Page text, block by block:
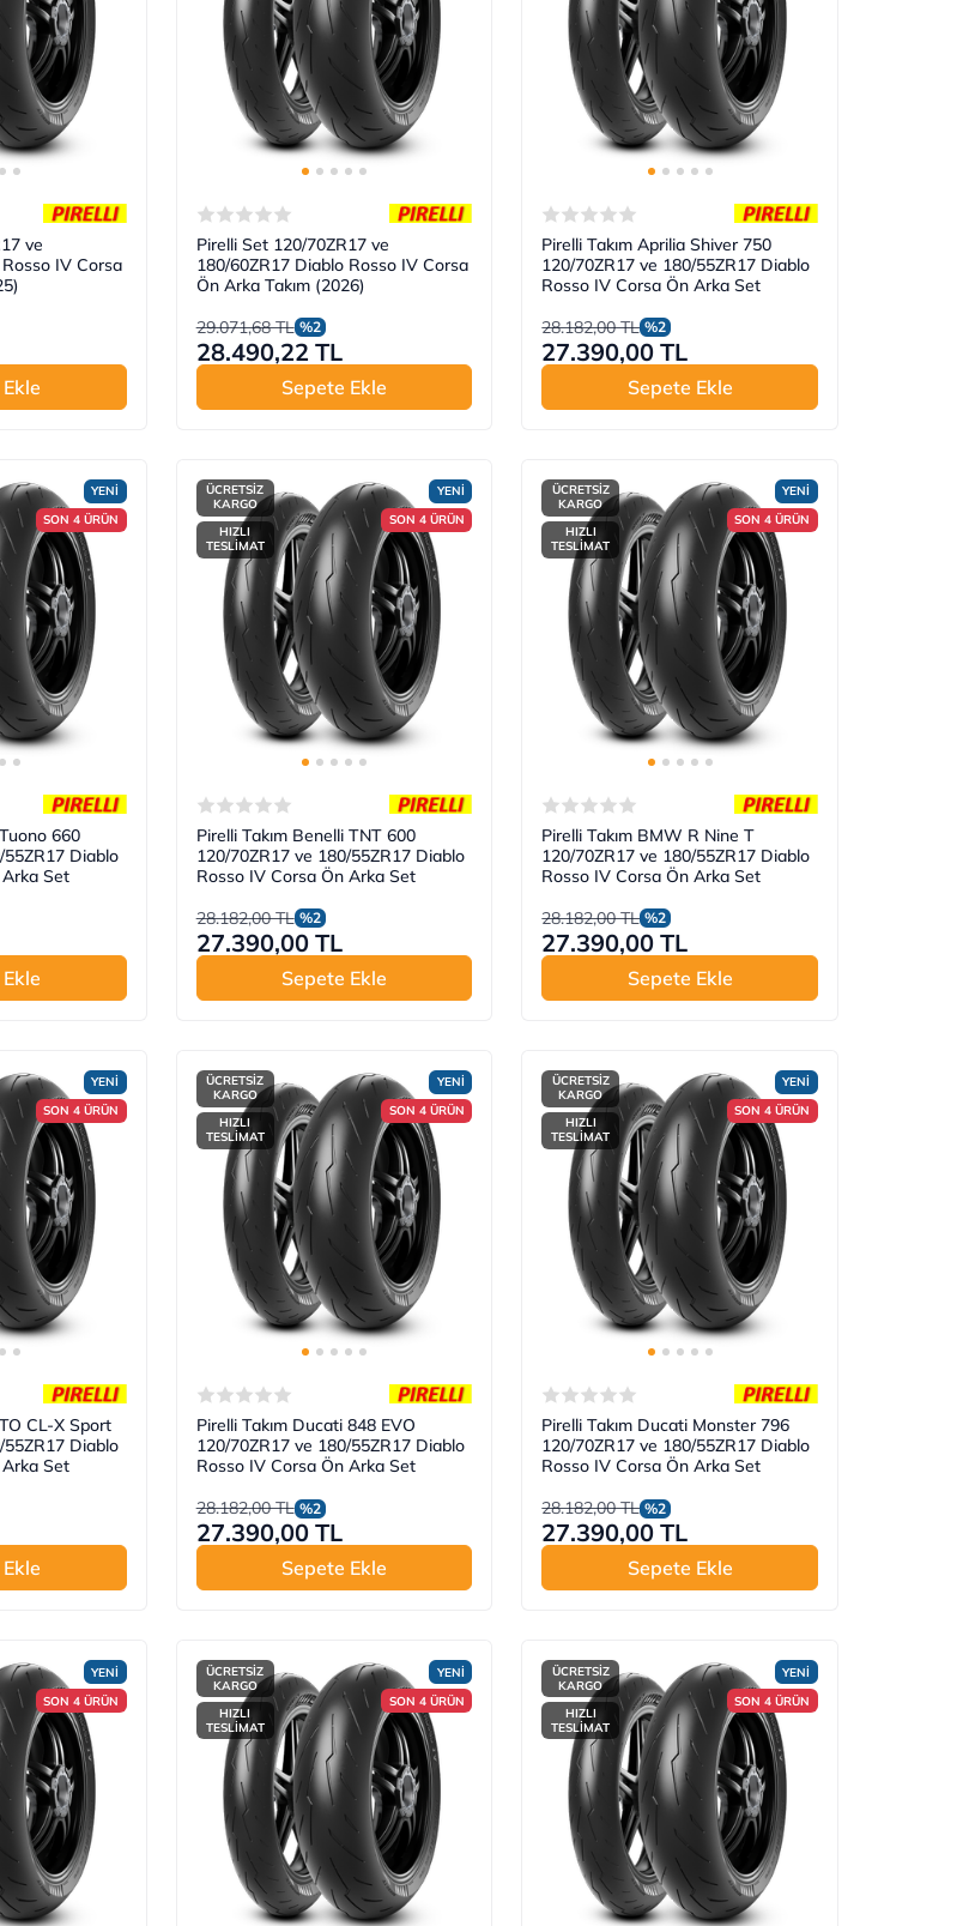
ve
IV Corsa
Pirelli Set 120/70ZR17 ve
180/60ZR17 Diablo Rosso IV Corsa
Ön Arka Takım (2026)
29.071,68 TL %2
28.490,22 TL
Sepete Ekle
Pirelli Takım Aprilia Shiver 750
120/70ZR17 ve 180/55ZR17 Diablo
Rosso IV Corsa Ön Arka Set
28.182,00 TL %2
27.390,00 TL
Sepete Ekle
YENİ
SON 4 ÜRÜN
660
Diablo
Set
YENİ
SON 4 ÜRÜN
ÜCRETSİZ
KARGO
HIZLI
TESLİMAT
Pirelli Takım Benelli TNT 600
120/70ZR17 ve 180/55ZR17 Diablo
Rosso IV Corsa Ön Arka Set
28.182,00 TL %2
27.390,00 TL
Sepete Ekle
YENİ
SON 4 ÜRÜN
ÜCRETSİZ
KARGO
HIZLI
TESLİMAT
Pirelli Takım BMW R Nine T
120/70ZR17 ve 180/55ZR17 Diablo
Rosso IV Corsa Ön Arka Set
28.182,00 TL %2
27.390,00 TL
Sepete Ekle
YENİ
SON 4 ÜRÜN
CL-X Sport
Diablo
Set
YENİ
SON 4 ÜRÜN
ÜCRETSİZ
KARGO
HIZLI
TESLİMAT
Pirelli Takım Ducati 848 EVO
120/70ZR17 ve 180/55ZR17 Diablo
Rosso IV Corsa Ön Arka Set
28.182,00 TL %2
27.390,00 TL
Sepete Ekle
YENİ
SON 4 ÜRÜN
ÜCRETSİZ
KARGO
HIZLI
TESLİMAT
Pirelli Takım Ducati Monster 796
120/70ZR17 ve 180/55ZR17 Diablo
Rosso IV Corsa Ön Arka Set
28.182,00 TL %2
27.390,00 TL
Sepete Ekle
YENİ
SON 4 ÜRÜN
YENİ
SON 4 ÜRÜN
ÜCRETSİZ
KARGO
HIZLI
TESLİMAT
YENİ
SON 4 ÜRÜN
ÜCRETSİZ
KARGO
HIZLI
TESLİMAT